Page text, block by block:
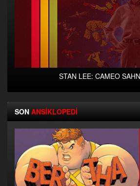
STAN LEE: CAMEO
SON ANSİKLOPEDİ